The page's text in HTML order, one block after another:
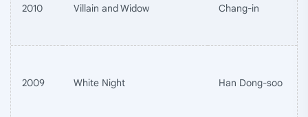
2010 Villain and Widow Chang-in
2009 White Night Han Dong-soo